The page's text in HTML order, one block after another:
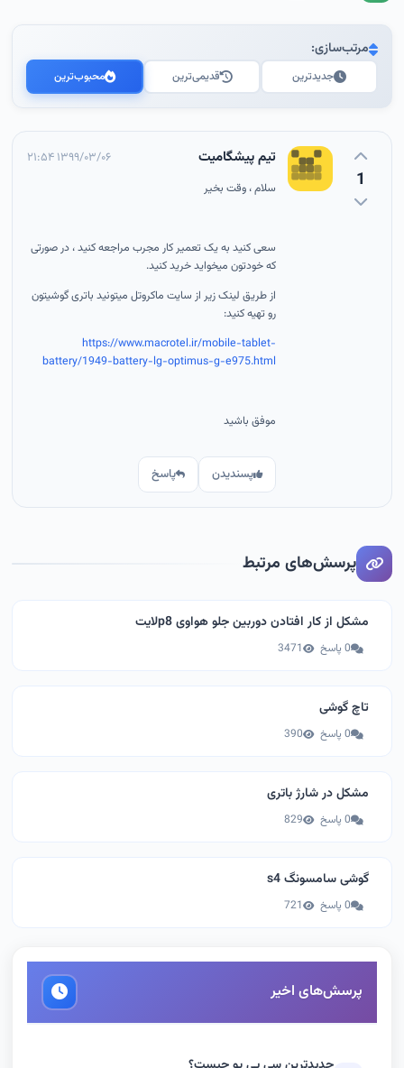
مرتب‌سازی:
جدیدترین قدیمی‌ترین محبوب‌ترین
1
تیم پیشگامیت
۱۳۹۹/۰۳/۰۶ ۲۱:۵۴
سلام ، وقت بخیر
سعی کنید به یک تعمیر کار مجرب مراجعه کنید ، در صورتی
که خودتون میخواید خرید کنید.
از طریق لینک زیر از سایت ماکروتل میتونید باتری گوشیتون
رو تهیه کنید:
https://www.macrotel.ir/mobile-tablet-
battery/1949-battery-lg-optimus-g-e975.html
موفق باشید
پسندیدن پاسخ
پرسش‌های مرتبط
مشکل از کار افتادن دوربین جلو هواوی p8لایت
0 پاسخ 3471
تاچ گوشی
0 پاسخ 390
مشکل در شارژ باتری
0 پاسخ 829
گوشی سامسونگ s4
0 پاسخ 721
پرسش‌های اخیر